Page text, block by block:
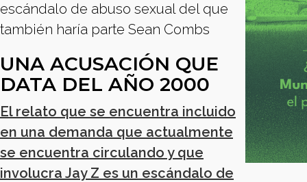
escándalo de abuso sexual del que
también haría parte Sean Combs
UNA ACUSACIÓN QUE
DATA DEL AÑO 2000
El relato que se encuentra incluido
en una demanda que actualmente
se encuentra circulando y que
involucra Jay Z es un escándalo de